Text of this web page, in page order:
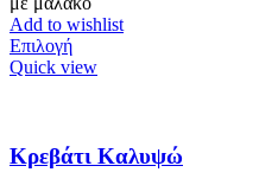
Add to wishlist
ΕπιλογήΑυτό
το
παραλλαγές.
Οι
Quick view
Κρεβάτι Καλυψώ